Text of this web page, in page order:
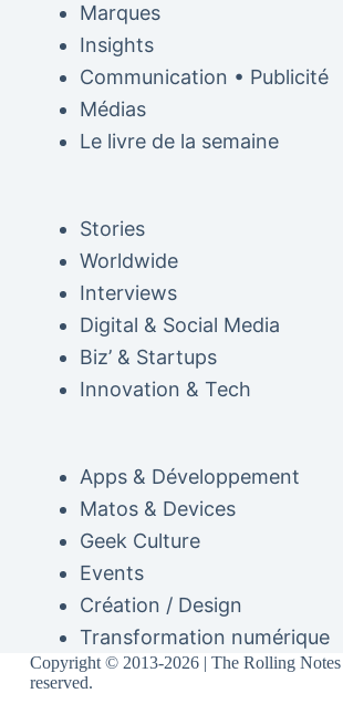
Marques
Insights
Communication • Publicité
Médias
Le livre de la semaine
Stories
Worldwide
Interviews
Digital & Social Media
Biz’ & Startups
Innovation & Tech
Apps & Développement
Matos & Devices
Geek Culture
Events
Création / Design
Transformation numérique
Copyright © 2013-2026 | The Rolling
reserved.